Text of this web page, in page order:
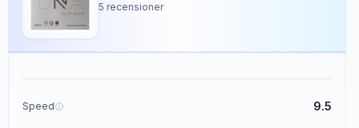
5 recensioner
Speed 9.5